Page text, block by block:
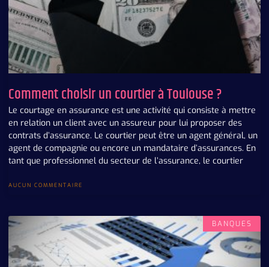
Comment choisir un courtier à Toulouse ?
Le courtage en assurance est une activité qui consiste à mettre
en relation un client avec un assureur pour lui proposer des
contrats d’assurance. Le courtier peut être un agent général, un
agent de compagnie ou encore un mandataire d’assurances. En
tant que professionnel du secteur de l’assurance, le courtier
AUCUN COMMENTAIRE
BANQUES